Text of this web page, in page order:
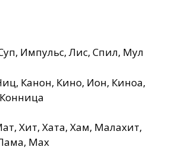
Импульс, Лис, Спил, Мул
Канон, Кино, Ион, Киноа,
Хит, Хата, Хам, Малахит,
Мах